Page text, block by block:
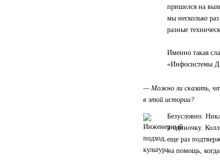
пришелся на
мы несколько
разные
Именно такая
«Инфосистемы
— Можно ли сказать,
в этой истории?
Безусловно.
в одиночку.
еще раз
на помощь,